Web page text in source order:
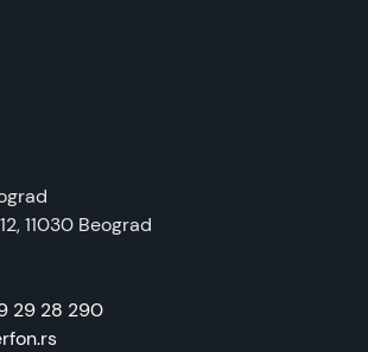
sva prava kupaca po osnovu
potrošača. Detaljnije o ugovoru
, 11030 Beograd
29 28 290